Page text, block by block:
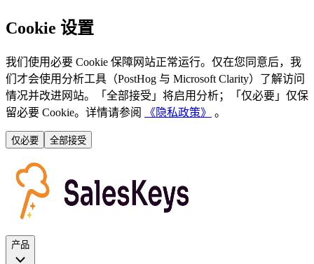
Cookie 设置
我们使用必要 Cookie 保障网站正常运行。仅在您同意后，我
们才会使用分析工具（PostHog 与 Microsoft Clarity）了解访问
情况并改进网站。「全部接受」将启用分析；「仅必要」仅保
留必要 Cookie。详情请参阅
《隐私政策》 。
仅必要 全部接受
产品